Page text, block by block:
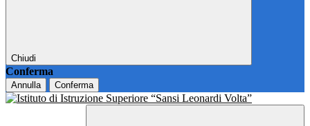
Chiudi
Conferma
Annulla Conferma